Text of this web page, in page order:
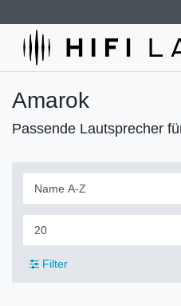
Amarok
Passende Lautsprecher
Filter